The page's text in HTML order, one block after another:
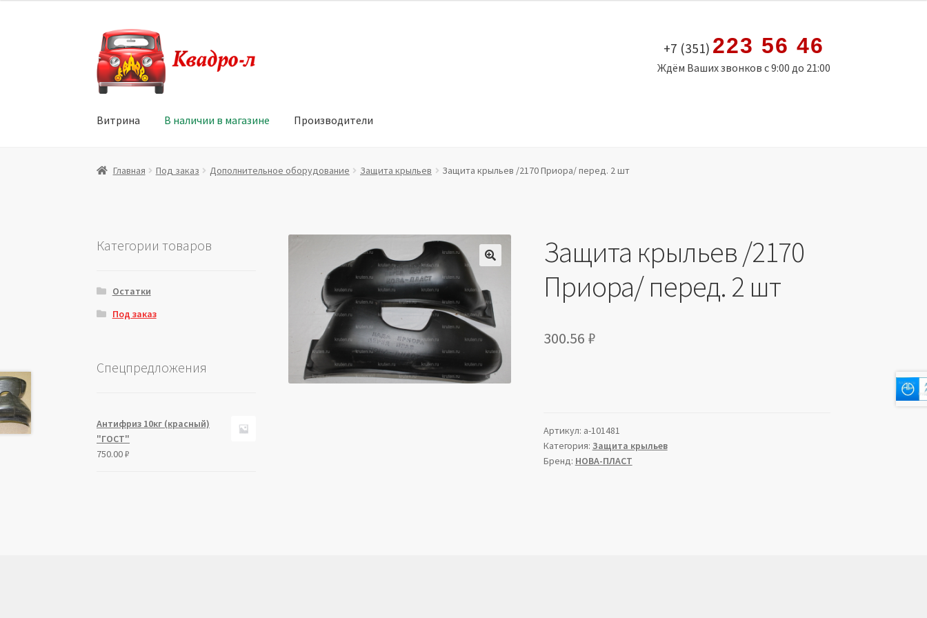
Перейти
к
навигации
Перейти
к
содержимому
+7 (351) 223 56 46
Ждём Ваших звонков с 9:00 до 21:00
Витрина В наличии в магазине Производители
Главная Витрина Мой аккаунт Политика в отношении обработки персональных данных Производители
Главная Под заказ Дополнительное оборудование Защита крыльев Защита крыльев /2170 Приора/ перед. 2 шт
Защита крыльев /2170
Приора/ перед. 2 шт
300.56 ₽
Артикул: a-101481
Категория: Защита крыльев
Бренд: НОВА-ПЛАСТ
Категории товаров
Остатки
Под заказ
Спецпредложения
Антифриз 10кг (красный)
"ГОСТ"
750.00₽